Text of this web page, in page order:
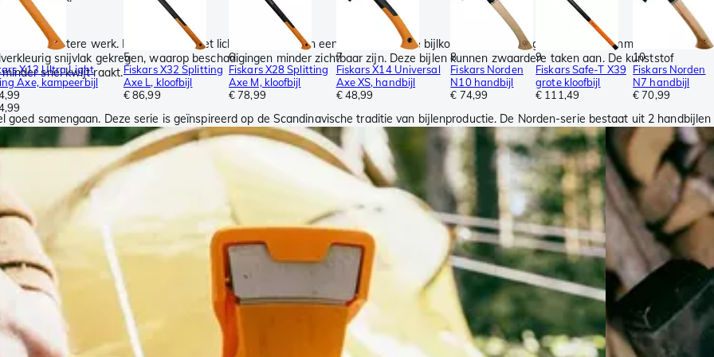
het lichtere werk. De bijlen voor het lichte werk hebben een volledig zwarte bijlkop en zijn vooral geschikt voor aanmaakhout en
snijvlak gekregen, waarop beschadigingen minder zichtbaar zijn. Deze bijlen kunnen zwaardere taken aan. De kunststof
snel kwijt raakt.
samengaan. Deze serie is geïnspireerd op de Scandinavische traditie van bijlenproductie. De Norden-serie bestaat uit 2 handbijlen
iedere bijl wordt afzonderlijk gecontroleerd op kwaliteit. Zo ben je altijd verzekerd van een kwalitatief product.
X13 Ultra Light
Axe, kampeerbijl
5
Fiskars X32 Splitting
Axe L, kloofbijl
€ 86,99
6
Fiskars X28 Splitting
Axe M, kloofbijl
€ 78,99
7
Fiskars X14 Universal
Axe XS, handbijl
€ 48,99
8
Fiskars Norden
N10 handbijl
€ 74,99
9
Fiskars Safe-T X39
grote kloofbijl
€ 111,49
10
Fiskars Norden
N7 handbijl
€ 70,99